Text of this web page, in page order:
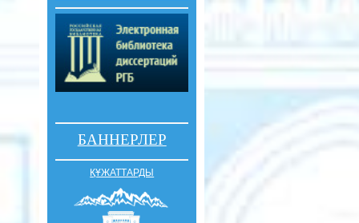
БАННЕРЛЕР
ҚҰЖАТТАРДЫ